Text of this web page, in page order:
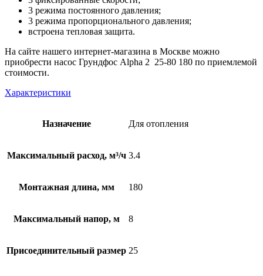
3 режима постоянного давления;
3 режима пропорционального давления;
встроена тепловая защита.
На сайте нашего интернет-магазина в Москве можно
приобрести насос Грундфос Alpha 2 25-80 180 по приемлемой
стоимости.
Характеристики
Назначение Для отопления
Максимальный расход, м³/ч 3.4
Монтажная длина, мм 180
Максимальный напор, м 8
Присоединительный размер 25